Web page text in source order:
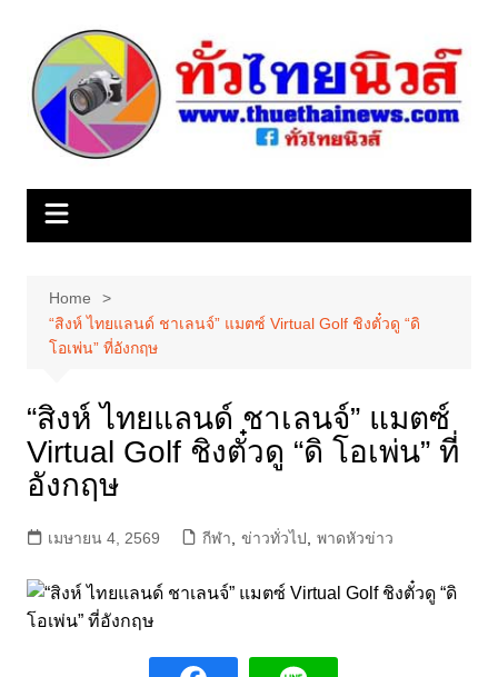
content
Home
“สิงห์ ไทยแลนด์ ชาเลนจ์” แมตซ์ Virtual Golf ชิงตั๋วดู “ดิ
โอเพ่น” ที่อังกฤษ
“สิงห์ ไทยแลนด์ ชาเลนจ์” แมตซ์
Virtual Golf ชิงตั๋วดู “ดิ โอเพ่น” ที่
อังกฤษ
เมษายน 4, 2569 กีฬา ข่าวทั่วไป พาดหัวข่าว